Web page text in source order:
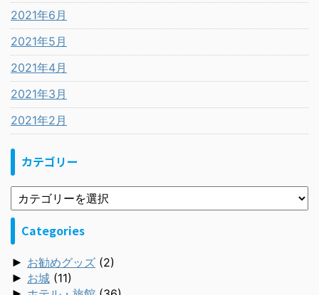
2021年6月
2021年5月
2021年4月
2021年3月
2021年2月
カテゴリー
Categories
► お勧めグッズ (2)
► お城 (11)